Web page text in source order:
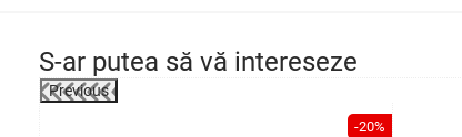
S-ar putea să vă intereseze
Previous
-20%